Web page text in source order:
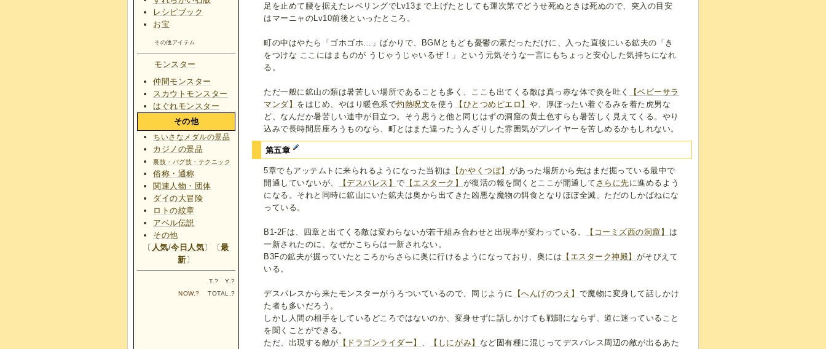
足を止めて腰を据えたレベリングでLv13まで上げたとしても運次第でどうせ死ぬときは死ぬので、突入の目安
はマーニャのLv10前後といったところ。
町の中はやたら「ゴホゴホ…」ばかりで、BGMともども憂鬱の素だっただけに、入った直後にいる鉱夫の「き
をつけな ここにはまものが うじゃうじゃいるぜ！」という元気そうな一言にもちょっと安心した気持ちになれ
る。
ただ一般に鉱山の類は暑苦しい場所であることも多く、ここも出てくる敵は真っ赤な体で炎を吐く
【ベビーサラ
マンダ】 をはじめ、やはり暖色系で灼熱呪文を使う 【ひとつめピエロ】 や、厚ぼったい着ぐるみを着た虎男な
ど、なんだか暑苦しい連中が目立つ。そう思うと他と同じはずの洞窟の黄土色すらも暑苦しく見えてくる。やり
込みで長時間居座ろうものなら、町とはまた違ったうんざりした雰囲気がプレイヤーを苦しめるかもしれない。
第五章
5章でもアッテムトに来られるようになった当初は 【かやくつぼ】 があった場所から先はまだ掘っている最中で
開通していないが、
【デスパレス】で 【エスターク】 が復活の報を聞くとここが開通して さらに先に進めるよう
になる。それと同時に鉱山にいた鉱夫は奥から出てきた凶悪な魔物の餌食となりほぼ全滅、ただのしかばねにな
っている。
B1-2Fは、四章と出てくる敵は変わらないが若干組み合わせと出現率が変わっている。 【コーミズ西の洞窟】 は
一新されたのに、なぜかこちらは一新されない。
B3Fの鉱夫が掘っていたところからさらに奥に行けるようになっており、奥には 【エスターク神殿】 がそびえて
いる。
デスパレスから来たモンスターがうろついているので、同じように 【へんげのつえ】 で魔物に変身して話しかけ
た者も多いだろう。
しかし人間の相手をしているどころではないのか、変身せずに話しかけても戦闘にならず、道に迷っていること
を聞くことができる。
ただ、出現する敵が 【ドラゴンライダー】 【しにがみ】 など固有種に混じってデスパレス周辺の敵が出るあた
レシピブック
お宝
その他アイテム
モンスター
仲間モンスター
スカウトモンスター
はぐれモンスター
その他
ちいさなメダルの景品
カジノの景品
裏技・バグ技・テクニック
俗称・通称
関連人物・団体
ダイの大冒険
ロトの紋章
アベル伝説
その他
〔 人気/今日人気〕〔最
新 〕
T.? Y.?
NOW.? TOTAL.?